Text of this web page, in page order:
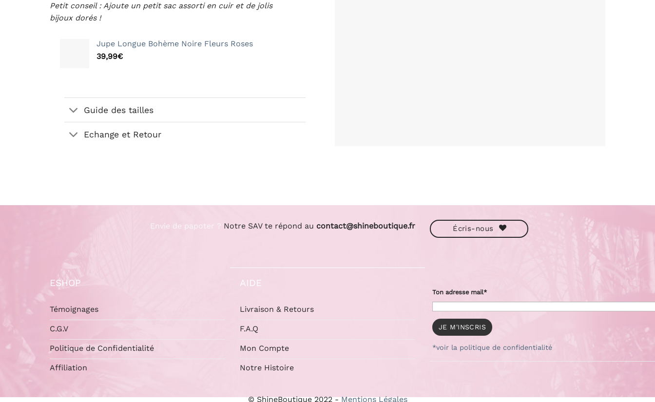
Petit conseil : Ajoute un petit sac assorti en cuir et de jolis
bijoux dorés !
Jupe Longue Bohème Noire Fleurs Roses
39,99€
Guide des tailles
Echange et Retour
Envie de papoter ? Notre SAV te répond au contact@shineboutique.fr Écris-nous
ESHOP
Témoignages
C.G.V
Politique de Confidentialité
Affiliation
AIDE
Livraison & Retours
F.A.Q
Mon Compte
Notre Histoire
Ton adresse mail*
*voir la politique de confidentialité
© ShineBoutique 2022 -Mentions Légales